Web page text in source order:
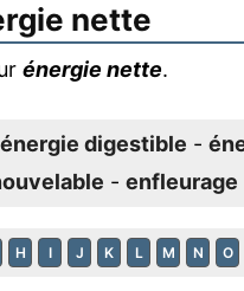
nette
énergie nette.
énergie digestible -
- enfleurage
H I J K L M N O